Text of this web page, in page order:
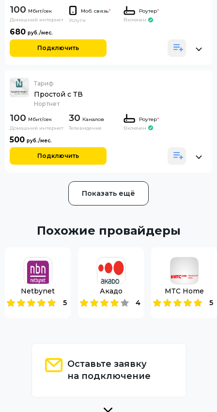
100
Домашний интернет
Моб. связь*
Услуги
Роутер*
Включен
680
Подключить
Тариф
Простой с ТВ
Нортнет
100
Домашний интернет
30 Каналов
Телевидение
Роутер*
Включен
500
Подключить
Показать ещё
Похожие провайдеры
Netbynet
5
Акадо
4
МТС Home
5
Оставьте заявку
на подключение